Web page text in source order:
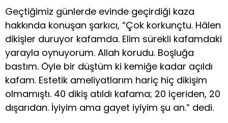
Geçtiğimiz günlerde evinde geçirdiği kaza
hakkında konuşan şarkıcı, “Çok korkunçtu. Hâlen
dikişler duruyor kafamda. Elim sürekli kafamdaki
yarayla oynuyorum. Allah korudu. Boşluğa
bastım. Öyle bir düştüm ki kemiğe kadar açıldı
kafam. Estetik ameliyatlarım hariç hiç dikişim
olmamıştı. 40 dikiş atıldı kafama; 20 içeriden, 20
dışarıdan. İyiyim ama gayet iyiyim şu an.” dedi.